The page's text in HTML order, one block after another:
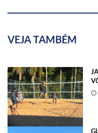
VEJA TAMBÉM